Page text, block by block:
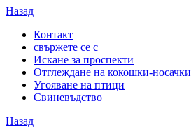
Назад
Контакт
свържете се с
Искане за проспекти
Отглеждане на кокошки-носачки
Угояване на птици
Свиневъдство
Назад